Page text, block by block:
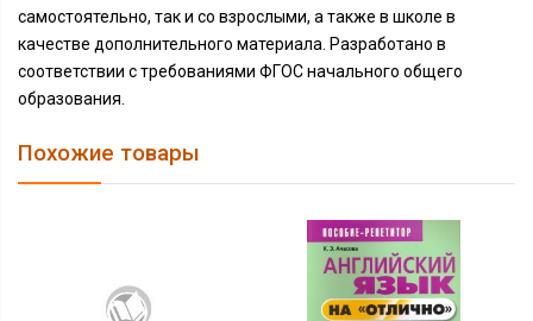
самостоятельно, так и со взрослыми, а также в школе в
качестве дополнительного материала. Разработано в
соответствии с требованиями ФГОС начального общего
образования.
Похожие товары